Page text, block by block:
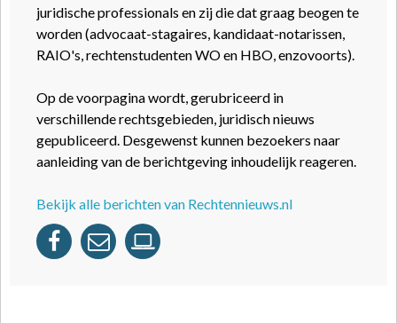
juridische professionals en zij die dat graag beogen te
worden (advocaat-stagaires, kandidaat-notarissen,
RAIO's, rechtenstudenten WO en HBO, enzovoorts).
Op de voorpagina wordt, gerubriceerd in
verschillende rechtsgebieden, juridisch nieuws
gepubliceerd. Desgewenst kunnen bezoekers naar
aanleiding van de berichtgeving inhoudelijk reageren.
Bekijk alle berichten van Rechtennieuws.nl